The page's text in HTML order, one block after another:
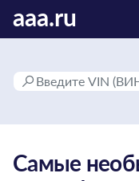
aaa.ru
Самые